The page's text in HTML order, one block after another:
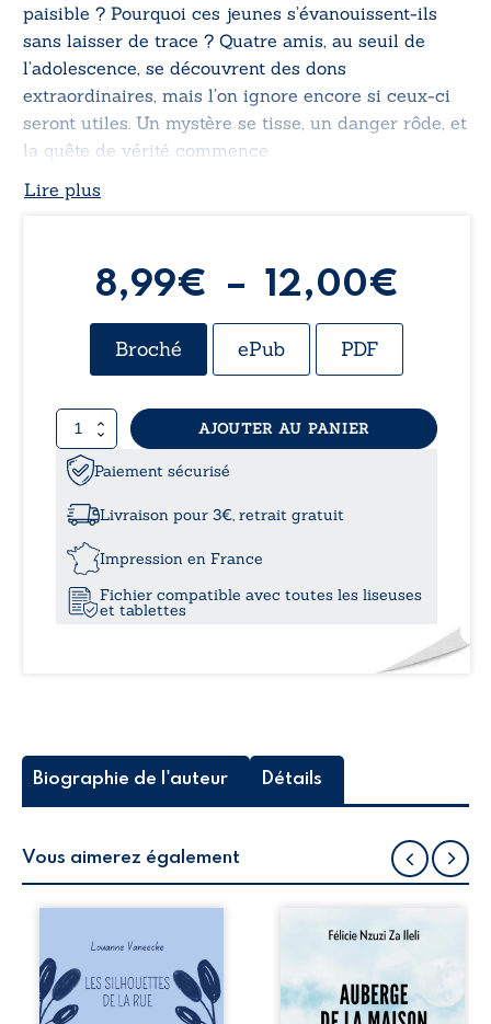
paisible ? Pourquoi ces jeunes s’évanouissent-ils
sans laisser de trace ? Quatre amis, au seuil de
l’adolescence, se découvrent des dons
extraordinaires, mais l’on ignore encore si ceux-ci
seront utiles. Un mystère se tisse, un danger rôde, et
la quête de vérité commence.
Lire plus
8,99€ – 12,00€
de
Broché ePub PDF
quantité
de
Damskin
street
est-
une
ville
tranquille
AJOUTER AU PANIER
Paiement sécurisé
Livraison pour 3€, retrait gratuit
Impression en France
Fichier compatible avec toutes les liseuses
et tablettes
Biographie de l'auteur Détails
Vous aimerez également
la rue donne la
parole à six
personnages
ordinaires,
Auberge de la
récit-témoignage
consacré au